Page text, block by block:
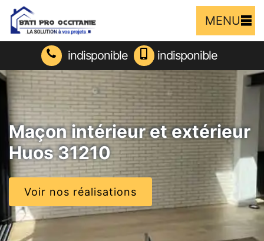
MENU
indisponible indisponible
Maçon intérieur et extérieur
Huos 31210
Voir nos réalisations